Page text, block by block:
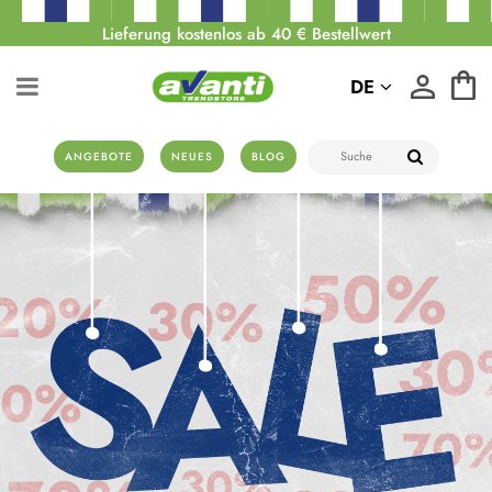
Lieferung kostenlos ab 40 € Bestellwert
ANGEBOTE NEUES BLOG
DE